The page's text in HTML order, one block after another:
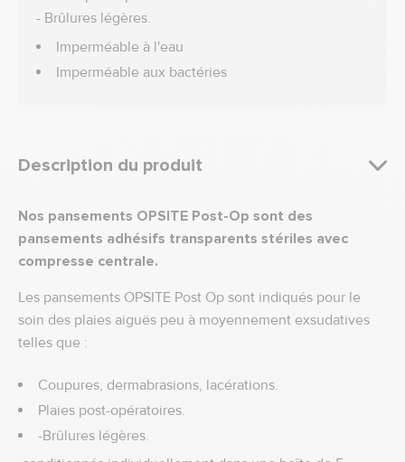
- Brûlures légères.
Imperméable à l'eau
Imperméable aux bactéries
Description du produit
Nos pansements OPSITE Post-Op sont des
pansements adhésifs transparents stériles avec
compresse centrale.
Les pansements OPSITE Post Op sont indiqués pour le
soin des plaies aiguës peu à moyennement exsudatives
telles que :
Coupures, dermabrasions, lacérations.
Plaies post-opératoires.
-Brûlures légères.